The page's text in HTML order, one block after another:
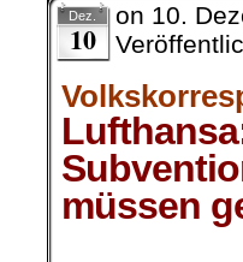
Dez.
10
on 10.
müssen